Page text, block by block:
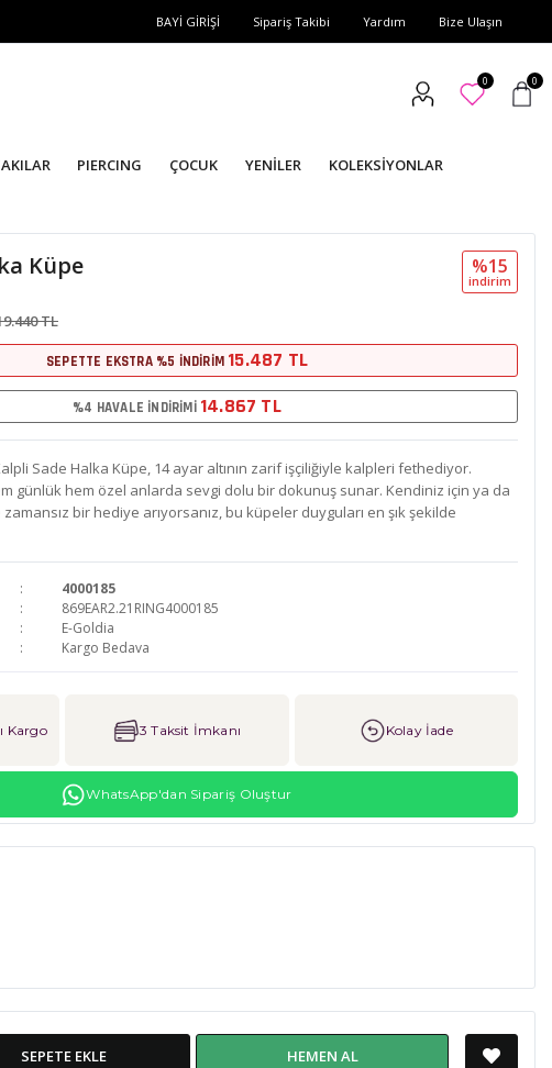
BAYİ GİRİŞİ Sipariş Takibi Yardım Bize Ulaşın
0 0
PIERCING ÇOCUK YENİLER KOLEKSİYONLAR
Küpe
TL
%15
i̇ndi̇ri̇m
SEPETTE EKSTRA %5 İNDİRİM 15.487 TL
%4 HAVALE İNDİRİMİ 14.867 TL
Sade Halka Küpe, 14 ayar altının zarif işçiliğiyle kalpleri fethediyor.
günlük hem özel anlarda sevgi dolu bir dokunuş sunar. Kendiniz için ya da
bir hediye arıyorsanız, bu küpeler duyguları en şık şekilde
4000185
869EAR2.21RING4000185
E-Goldia
Kargo Bedava
Kargo 3 Taksit İmkanı Kolay İade
WhatsApp'dan Sipariş Oluştur
SEPETE EKLE HEMEN AL